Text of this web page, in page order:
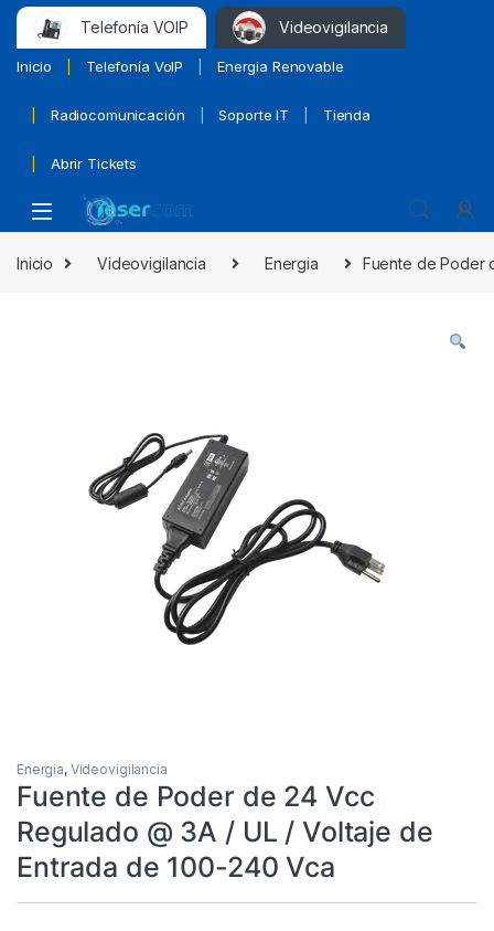
Telefonía VOIP Videovigilancia
Inicio Telefonía VoIP Energia Renovable
Radiocomunicación Soporte IT Tienda
Abrir Tickets
Inicio Videovigilancia Energia Fuente de Poder
Energia, Videovigilancia
Fuente de Poder de 24 Vcc
Regulado @ 3A / UL / Voltaje de
Entrada de 100-240 Vca